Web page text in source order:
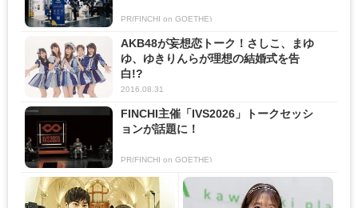
PR(FINCHI on GOETHE)
AKB48が妄想恋トーク！さしこ、まゆ
ゆ、ゆきりんらが理想の結婚式を告
白!?
2016.08.31
FINCHI主催「IVS2026」トークセッシ
ョンが話題に！
PR(FINCHI on GOETHE)